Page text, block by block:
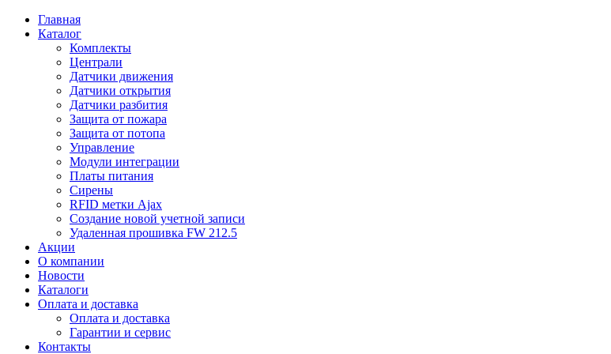
Главная
Каталог
Комплекты
Централи
Датчики движения
Датчики открытия
Датчики разбития
Защита от пожара
Защита от потопа
Управление
Модули интеграции
Платы питания
Сирены
RFID метки Ajax
Создание новой учетной записи
Удаленная прошивка FW 212.5
Акции
О компании
Новости
Каталоги
Оплата и доставка
Оплата и доставка
Гарантии и сервис
Контакты